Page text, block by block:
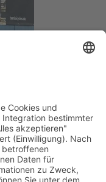
Spezialist
hat, der
zu sein.
wissen Ihr